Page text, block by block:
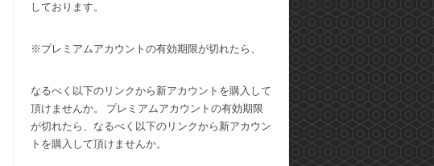
しております。
※プレミアムアカウントの有効期限が切れたら、
なるべく以下のリンクから新アカウントを購入して
頂けませんか。 プレミアムアカウントの有効期限
が切れたら、なるべく以下のリンクから新アカウン
トを購入して頂けませんか。